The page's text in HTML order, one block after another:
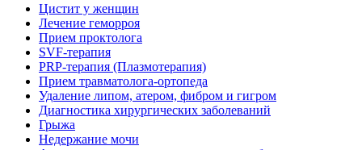
Цистит у женщин
Лечение геморроя
Прием проктолога
SVF-терапия
PRP-терапия (Плазмотерапия)
Прием травматолога-ортопеда
Удаление липом, атером, фибром и гигром
Диагностика хирургических заболеваний
Грыжа
Недержание мочи